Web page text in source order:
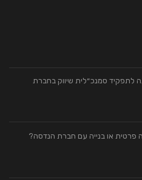
לתפקיד סמנכ״לית שיווק בחברת
פרטית או בנייה עם חברת הנדסה?